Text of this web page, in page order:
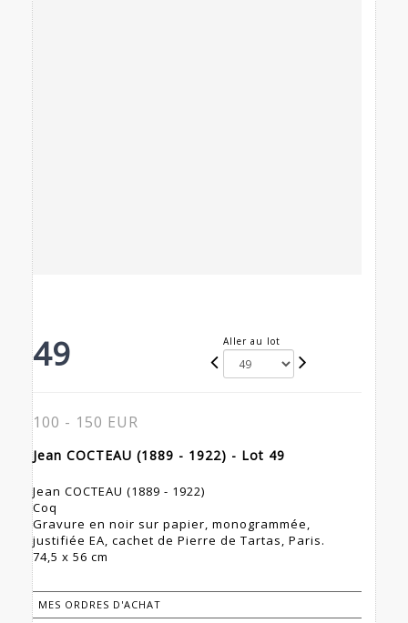
49 Aller au lot
100 - 150 EUR
Jean COCTEAU (1889 - 1922) - Lot 49
Jean COCTEAU (1889 - 1922)
Coq
Gravure en noir sur papier, monogrammée,
justifiée EA, cachet de Pierre de Tartas, Paris.
74,5 x 56 cm
MES ORDRES D'ACHAT